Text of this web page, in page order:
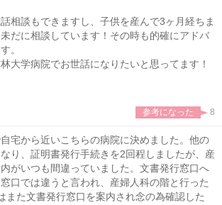
相談もできますし、子供を産んで3ヶ月経ちま
だに相談しています！その時も的確にアドバ
。
大学病院でお世話になりたいと思ってます！
参考になった 8
宅から近いこちらの病院に決めました。他の
り、証明書発行手続きを2回程しましたが、産
がいつも間違っていました。文書発行窓口へ
口では違うと言われ、産婦人科の階と行った
また文書発行窓口を案内され念の為確認した